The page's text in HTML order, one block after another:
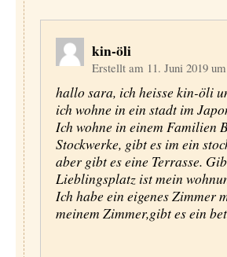
kin-öli
Erstellt am 11. Juni 2019
hallo sara, ich heisse kin-öli
ich wohne in ein stadt im
Ich wohne in einem Familien
Stockwerke, gibt es im ein
aber gibt es eine Terrasse.
Lieblingsplatz ist mein
Ich habe ein eigenes Zimmer
meinem Zimmer,gibt es ein